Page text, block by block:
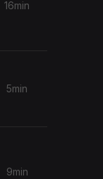
16min
5min
9min